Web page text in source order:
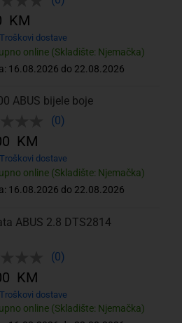
online (Skladište: Njemačka)
16.08.2026 do 22.08.2026
KM
Troškovi dostave
ABUS bijele boje
(0)
online (Skladište: Njemačka)
16.08.2026 do 22.08.2026
KM
Troškovi dostave
ABUS 2.8 DTS2814
(0)
online (Skladište: Njemačka)
KM
Troškovi dostave